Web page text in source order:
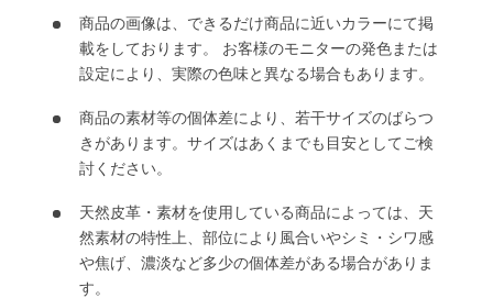
商品の画像は、できるだけ商品に近いカラーにて掲
載をしております。 お客様のモニターの発色または
設定により、実際の色味と異なる場合もあります。
商品の素材等の個体差により、若干サイズのばらつ
きがあります。サイズはあくまでも目安としてご検
討ください。
天然皮革・素材を使用している商品によっては、天
然素材の特性上、部位により風合いやシミ・シワ感
や焦げ、濃淡など多少の個体差がある場合がありま
す。